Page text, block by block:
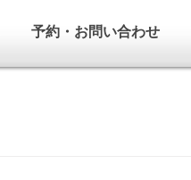
予約・お問い合わせ